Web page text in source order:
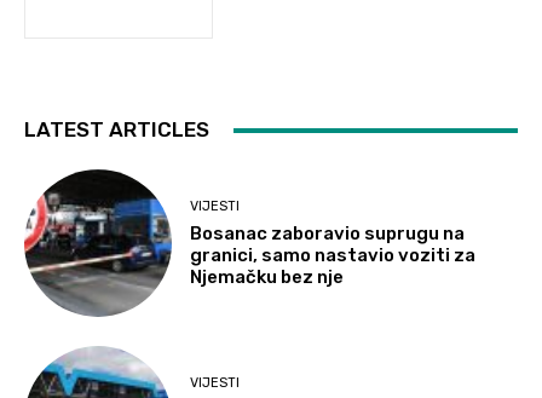
LATEST ARTICLES
VIJESTI
Bosanac zaboravio suprugu na
granici, samo nastavio voziti za
Njemačku bez nje
VIJESTI